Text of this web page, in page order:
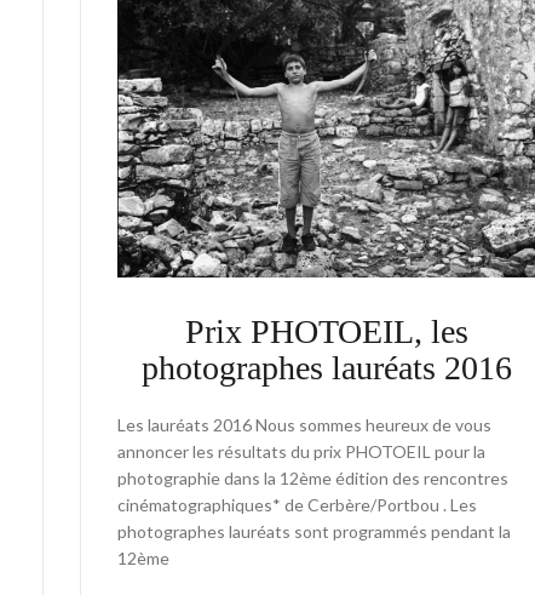
Prix PHOTOEIL, les
photographes lauréats 2016
Les lauréats 2016 Nous sommes heureux de vous
annoncer les résultats du prix PHOTOEIL pour la
photographie dans la 12ème édition des rencontres
cinématographiques* de Cerbère/Portbou . Les
photographes lauréats sont programmés pendant la
12ème